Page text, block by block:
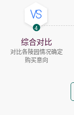
4
综合对比
对比各陵园情况确定
购买意向